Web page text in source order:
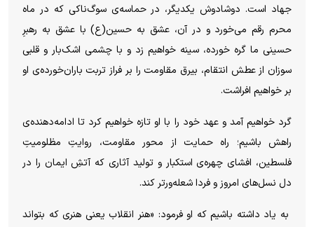
جهاد است. دوشادوش یکدیگر، در حماسه‌ی سوگ‌ناکی که در ماه
محرم رقم می‌خورد و در آن، عشق به حسین(ع) با عشق به رهبرِ
حسینی ما گره خورده، سینه خواهیم زد و با چشمی اشک‌بار و قلبی
سوزان از عطش انتقام، بیرق مقاومت را بر فراز تربت باران‌خورده‌ی او
بر خواهیم افراشت.
گرد خواهیم آمد و عهد خود را با او تازه خواهیم کرد تا ادامه‌دهنده‌ی
راهش باشیم؛ راه حمایت از محور مقاومت، روایتِ مظلومیتِ
فلسطین، افشای چهره‌ی استکبار و تولید آثاری که آتشِ ایمان را در
دل نسل‌های امروز و فردا شعله‌ورتر کند.
به یاد داشته باشیم که او فرمود: «هنر انقلاب یعنی هنری که بتواند